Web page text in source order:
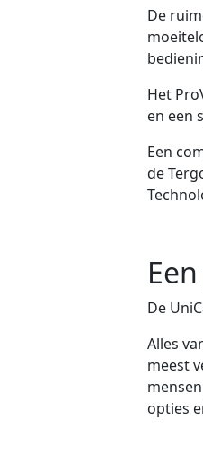
De
Het
en een
Een
de
De
Alles
meest
opties